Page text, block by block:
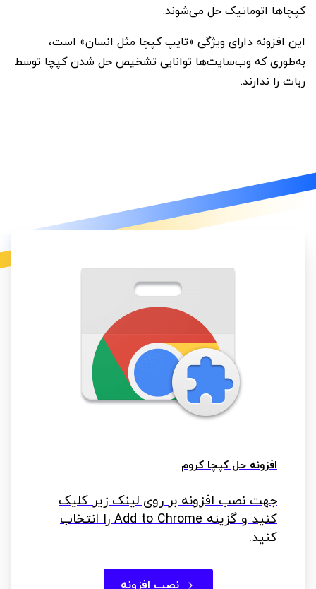
کپچاها اتوماتیک حل می‌شوند.
این افزونه دارای ویژگی «تایپ کپچا مثل انسان» است،
به‌طوری که وب‌سایت‌ها توانایی تشخیص حل شدن کپچا توسط
ربات را ندارند.
افزونه حل کپچا کروم
جهت نصب افزونه بر روی لینک زیر کلیک
کنید و گزینه Add to Chrome را انتخاب
کنید.
نصب افزونه